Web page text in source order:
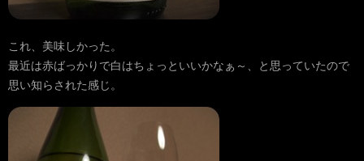
これ、美味しかった。
最近は赤ばっかりで白はちょっといいかなぁ～、と思っていたので
思い知らされた感じ。